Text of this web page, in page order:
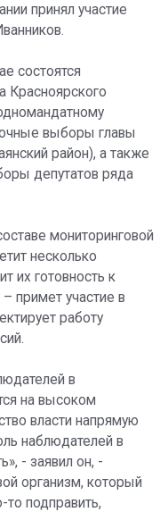
принял участие
состоятся
Красноярского
выборы главы
район), а также
депутатов ряда
мониторинговой
несколько
их готовность к
примет участие в
работу
в
на высоком
власти напрямую
наблюдателей в
- заявил он, -
организм, который
подправить,